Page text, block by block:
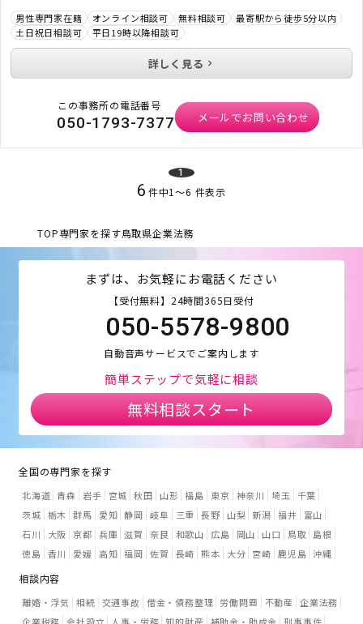
男性専門家在籍 オンライン相談可 無料相談可
最寄駅から徒歩5分以内
土日祝日相談可
平日19時以降相談可
詳しく見る
この事務所の電話番号
050-1793-7377 メールでお問い合わせ
1
6 件中1〜6 件表示
TOP専門家を探す鳥取県企業法務
まずは、お気軽にお電話ください
【受付無料】24時間365日受付
050-5578-9800
自動音声サービスでご案内します
簡単ステップで気軽に相談
無料相談スタート
全国の専門家を探す
北海道 青森 岩手 宮城 秋田 山形 福島 東京 神奈川 埼玉 千葉
茨城 栃木 群馬 愛知 静岡 岐阜 三重 長野 山梨 新潟 福井
富山
石川
大阪 京都 兵庫 滋賀 奈良 和歌山 広島 岡山 山口 鳥取
島根
徳島 香川 愛媛 高知 福岡 佐賀 長崎 熊本 大分 宮崎 鹿児島 沖縄
相談内容
離婚・浮気 相続 交通事故 借金・債務整理 労働問題 不動産 企業法務